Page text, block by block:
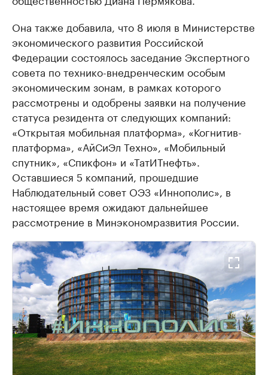
Она также добавила, что 8 июля в Министерстве
экономического развития Российской
Федерации состоялось заседание Экспертного
совета по технико-внедренческим особым
экономическим зонам, в рамках которого
рассмотрены и одобрены заявки на получение
статуса резидента от следующих компаний:
«Открытая мобильная платформа», «Когнитив-
платформа», «АйСиЭл Техно», «Мобильный
спутник», «Спикфон» и «ТатИТнефть».
Оставшиеся 5 компаний, прошедшие
Наблюдательный совет ОЭЗ «Иннополис», в
настоящее время ожидают дальнейшее
рассмотрение в Минэкономразвития России.